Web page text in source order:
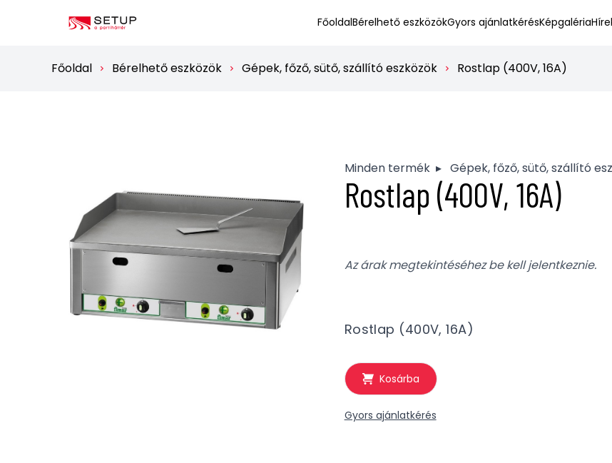
FőoldalBérelhető eszközökGyors ajánlatkérésKépgaléria
Főoldal Bérelhető eszközök Gépek, főző, sütő, szállító eszközök Rostlap (400V, 16A)
Minden termék ▸ Gépek, főző, sütő, szállító
Rostlap (400V, 16A)
Az árak megtekintéséhez be kell jelentkeznie.
Rostlap (400V, 16A)
Kosárba
Gyors ajánlatkérés